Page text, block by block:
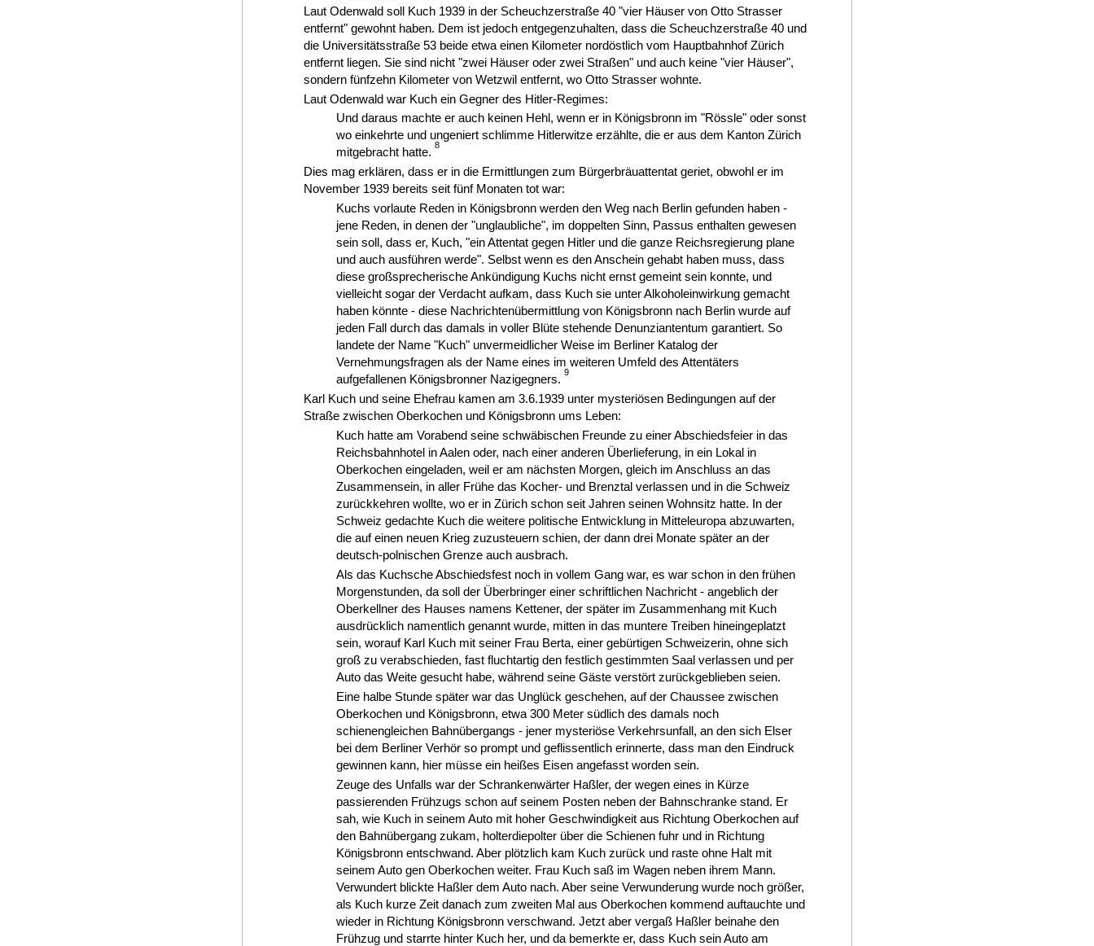
Laut Odenwald soll Kuch 1939 in der Scheuchzerstraße 40 "vier Häuser von Otto Strasser
entfernt" gewohnt haben. Dem ist jedoch entgegenzuhalten, dass die Scheuchzerstraße 40 und
die Universitätsstraße 53 beide etwa einen Kilometer nordöstlich vom Hauptbahnhof Zürich
entfernt liegen. Sie sind nicht "zwei Häuser oder zwei Straßen" und auch keine "vier Häuser",
sondern fünfzehn Kilometer von Wetzwil entfernt, wo Otto Strasser wohnte.
Laut Odenwald war Kuch ein Gegner des Hitler-Regimes:
Und daraus machte er auch keinen Hehl, wenn er in Königsbronn im "Rössle" oder sonst
wo einkehrte und ungeniert schlimme Hitlerwitze erzählte, die er aus dem Kanton Zürich
mitgebracht hatte. 8
Dies mag erklären, dass er in die Ermittlungen zum Bürgerbräuattentat geriet, obwohl er im
November 1939 bereits seit fünf Monaten tot war:
Kuchs vorlaute Reden in Königsbronn werden den Weg nach Berlin gefunden haben -
jene Reden, in denen der "unglaubliche", im doppelten Sinn, Passus enthalten gewesen
sein soll, dass er, Kuch, "ein Attentat gegen Hitler und die ganze Reichsregierung plane
und auch ausführen werde". Selbst wenn es den Anschein gehabt haben muss, dass
diese großsprecherische Ankündigung Kuchs nicht ernst gemeint sein konnte, und
vielleicht sogar der Verdacht aufkam, dass Kuch sie unter Alkoholeinwirkung gemacht
haben könnte - diese Nachrichtenübermittlung von Königsbronn nach Berlin wurde auf
jeden Fall durch das damals in voller Blüte stehende Denunziantentum garantiert. So
landete der Name "Kuch" unvermeidlicher Weise im Berliner Katalog der
Vernehmungsfragen als der Name eines im weiteren Umfeld des Attentäters
aufgefallenen Königsbronner Nazigegners. 9
Karl Kuch und seine Ehefrau kamen am 3.6.1939 unter mysteriösen Bedingungen auf der
Straße zwischen Oberkochen und Königsbronn ums Leben:
Kuch hatte am Vorabend seine schwäbischen Freunde zu einer Abschiedsfeier in das
Reichsbahnhotel in Aalen oder, nach einer anderen Überlieferung, in ein Lokal in
Oberkochen eingeladen, weil er am nächsten Morgen, gleich im Anschluss an das
Zusammensein, in aller Frühe das Kocher- und Brenztal verlassen und in die Schweiz
zurückkehren wollte, wo er in Zürich schon seit Jahren seinen Wohnsitz hatte. In der
Schweiz gedachte Kuch die weitere politische Entwicklung in Mitteleuropa abzuwarten,
die auf einen neuen Krieg zuzusteuern schien, der dann drei Monate später an der
deutsch-polnischen Grenze auch ausbrach.
Als das Kuchsche Abschiedsfest noch in vollem Gang war, es war schon in den frühen
Morgenstunden, da soll der Überbringer einer schriftlichen Nachricht - angeblich der
Oberkellner des Hauses namens Kettener, der später im Zusammenhang mit Kuch
ausdrücklich namentlich genannt wurde, mitten in das muntere Treiben hineingeplatzt
sein, worauf Karl Kuch mit seiner Frau Berta, einer gebürtigen Schweizerin, ohne sich
groß zu verabschieden, fast fluchtartig den festlich gestimmten Saal verlassen und per
Auto das Weite gesucht habe, während seine Gäste verstört zurückgeblieben seien.
Eine halbe Stunde später war das Unglück geschehen, auf der Chaussee zwischen
Oberkochen und Königsbronn, etwa 300 Meter südlich des damals noch
schienengleichen Bahnübergangs - jener mysteriöse Verkehrsunfall, an den sich Elser
bei dem Berliner Verhör so prompt und geflissentlich erinnerte, dass man den Eindruck
gewinnen kann, hier müsse ein heißes Eisen angefasst worden sein.
Zeuge des Unfalls war der Schrankenwärter Haßler, der wegen eines in Kürze
passierenden Frühzugs schon auf seinem Posten neben der Bahnschranke stand. Er
sah, wie Kuch in seinem Auto mit hoher Geschwindigkeit aus Richtung Oberkochen auf
den Bahnübergang zukam, holterdiepolter über die Schienen fuhr und in Richtung
Königsbronn entschwand. Aber plötzlich kam Kuch zurück und raste ohne Halt mit
seinem Auto gen Oberkochen weiter. Frau Kuch saß im Wagen neben ihrem Mann.
Verwundert blickte Haßler dem Auto nach. Aber seine Verwunderung wurde noch größer,
als Kuch kurze Zeit danach zum zweiten Mal aus Oberkochen kommend auftauchte und
wieder in Richtung Königsbronn verschwand. Jetzt aber vergaß Haßler beinahe den
Frühzug und starrte hinter Kuch her, und da bemerkte er, dass Kuch sein Auto am